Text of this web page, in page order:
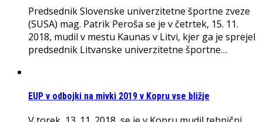
Predsednik Slovenske univerzitetne športne zveze
(SUSA) mag. Patrik Peroša se je v četrtek, 15. 11.
2018, mudil v mestu Kaunas v Litvi, kjer ga je sprejel
predsednik Litvanske univerzitetne športne…
EUP v odbojki na mivki 2019 v Kopru vse bližje